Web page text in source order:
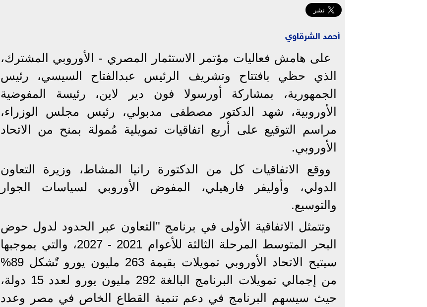
أحمد الشرقاوي
على هامش فعاليات مؤتمر الاستثمار المصري - الأوروبي المشترك،
الذي حظي بافتتاح وتشريف الرئيس عبدالفتاح السيسي، رئيس
الجمهورية، بمشاركة أورسولا فون دير لاين، رئيسة المفوضية
الأوروبية، شهد الدكتور مصطفى مدبولي، رئيس مجلس الوزراء،
مراسم التوقيع على أربع اتفاقيات تمويلية مُمولة بمنح من الاتحاد
الأوروبي.
ووقع الاتفاقيات كل من الدكتورة رانيا المشاط، وزيرة التعاون
الدولي، وأوليفر فارهيلي، المفوض الأوروبي لسياسات الجوار
والتوسيع.
وتتمثل الاتفاقية الأولى في برنامج "التعاون عبر الحدود لدول حوض
البحر المتوسط المرحلة الثالثة للأعوام 2021 - 2027، والتي بموجبها
سيتيح الاتحاد الأوروبي تمويلات بقيمة 263 مليون يورو تٌشكل 89%
من إجمالي تمويلات البرنامج البالغة 292 مليون يورو لعدد 15 دولة،
حيث سيسهم البرنامج في دعم تنمية القطاع الخاص في مصر وعدد